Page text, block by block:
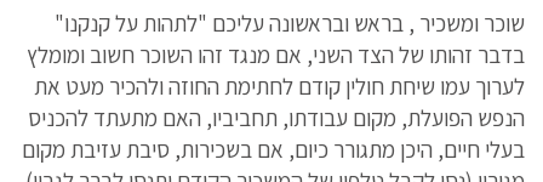
שוכר ומשכיר , בראש ובראשונה עליכם "לתהות על קנקנו"
בדבר זהותו של הצד השני, אם מנגד זהו השוכר חשוב ומומלץ
לערוך עמו שיחת חולין קודם לחתימת החוזה ולהכיר מעט את
הנפש הפועלת, מקום עבודתו, תחביביו, האם מתעתד להכניס
בעלי חיים, היכן מתגורר כיום, אם בשכירות, סיבת עזיבת מקום